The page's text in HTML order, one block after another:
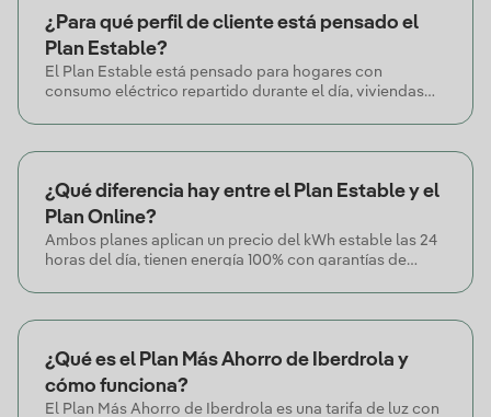
origen renovable.
¿Para qué perfil de cliente está pensado el
Plan Estable?
El Plan Estable está pensado para hogares con
consumo eléctrico repartido durante el día, viviendas
presupuestaria frente a la volatilidad del mercado
¿Qué diferencia hay entre el Plan Estable y el
Plan Online?
Ambos planes aplican un precio del kWh estable las 24
horas del día, tienen energía 100% con garantías de
Plan Online garantiza precio durante 12 meses, mientras
un 15% de descuento sobre el consumo los 12 primeros
meses.
¿Qué es el Plan Más Ahorro de Iberdrola y
cómo funciona?
El Plan Más Ahorro de Iberdrola es una tarifa de luz con